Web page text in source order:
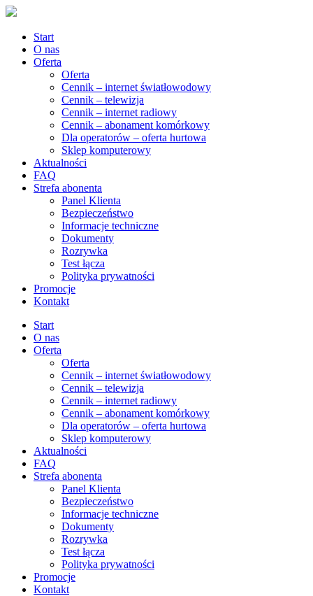
Start
O nas
Oferta
Oferta
Cennik – internet światłowodowy
Cennik – telewizja
Cennik – internet radiowy
Cennik – abonament komórkowy
Dla operatorów – oferta hurtowa
Sklep komputerowy
Aktualności
FAQ
Strefa abonenta
Panel Klienta
Bezpieczeństwo
Informacje techniczne
Dokumenty
Rozrywka
Test łącza
Polityka prywatności
Promocje
Kontakt
Start
O nas
Oferta
Oferta
Cennik – internet światłowodowy
Cennik – telewizja
Cennik – internet radiowy
Cennik – abonament komórkowy
Dla operatorów – oferta hurtowa
Sklep komputerowy
Aktualności
FAQ
Strefa abonenta
Panel Klienta
Bezpieczeństwo
Informacje techniczne
Dokumenty
Rozrywka
Test łącza
Polityka prywatności
Promocje
Kontakt